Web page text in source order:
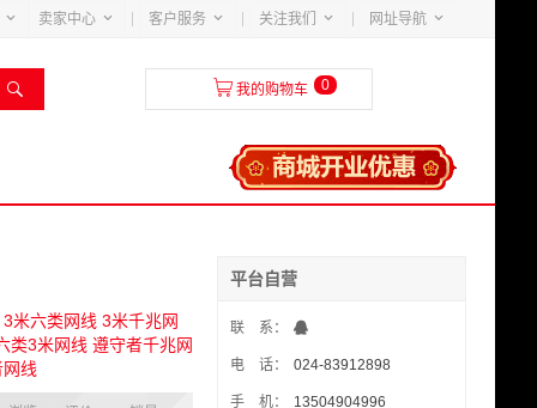
 卖家中心  客户服务  关注我们  网址导航 
  我的购物车 0
米六类网线 3米千兆网
类3米网线 遵守者千兆网
线
平台自营
联 系：
电 话： 024-83912898
手 机： 13504904996